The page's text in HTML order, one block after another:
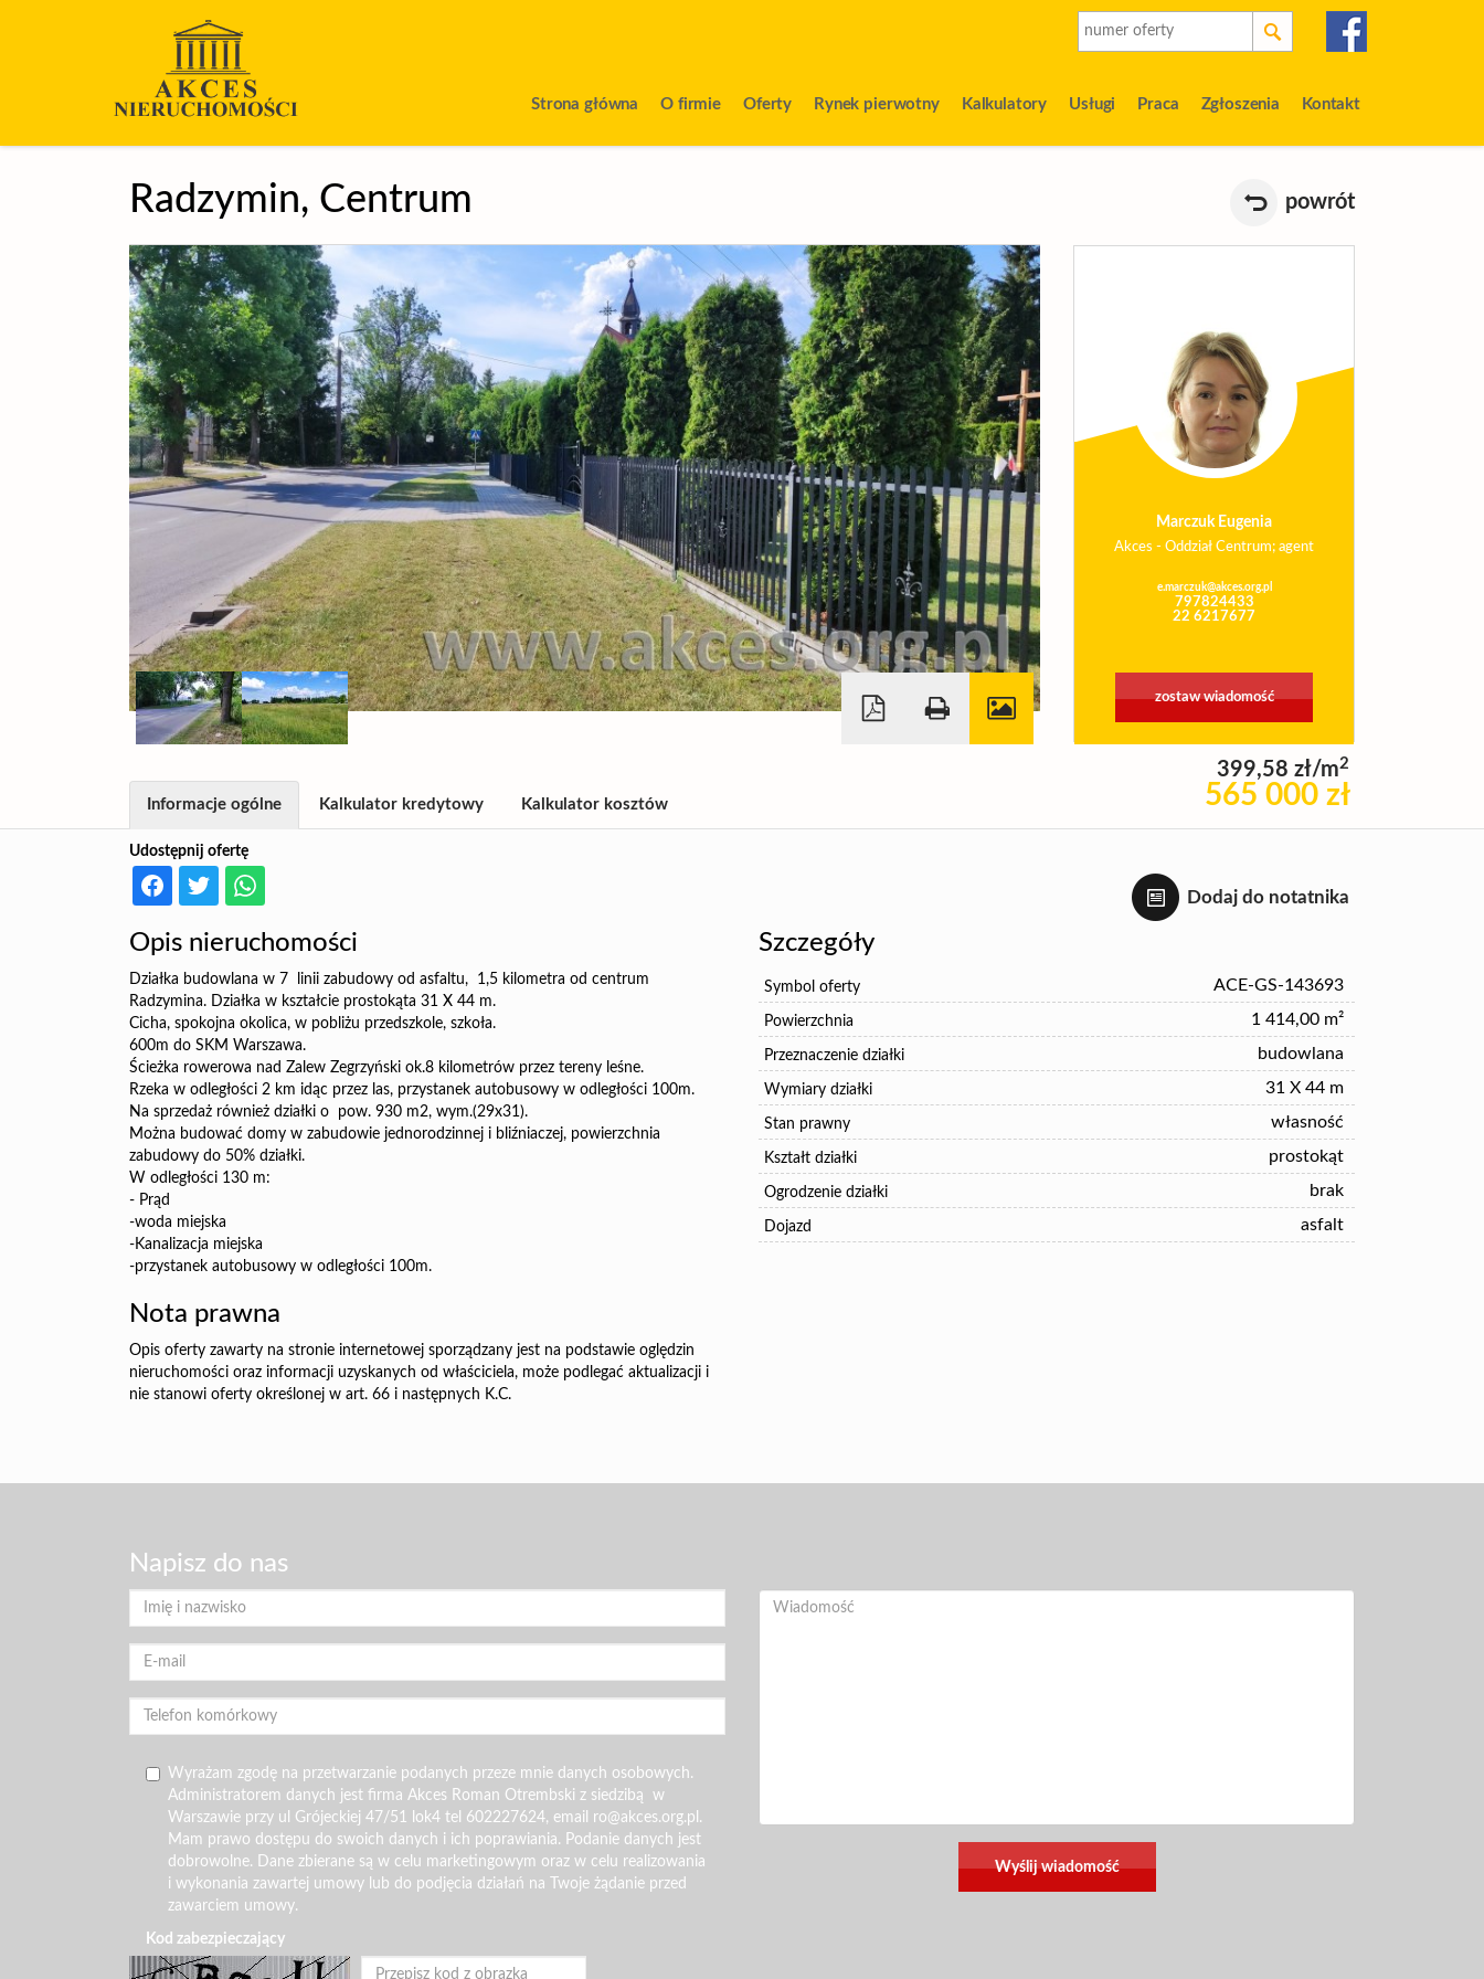
Strona główna O firmie Oferty Rynek pierwotny Kalkulatory Usługi Praca Zgłoszenia Kontakt
Radzymin, Centrum powrót
Marczuk Eugenia
Akces - Oddział Centrum; agent
e.marczuk@akces.org.pl
797824433
22 6217677
zostaw wiadomość
399,58 zł/m2
565 000 zł
Dodaj do notatnika
Udostępnij ofertę
Informacje ogólne Kalkulator kredytowy Kalkulator kosztów
Opis nieruchomości
Działka budowlana w 7 linii zabudowy od asfaltu, 1,5 kilometra od centrum
Radzymina. Działka w kształcie prostokąta 31 X 44 m.
Cicha, spokojna okolica, w pobliżu przedszkole, szkoła.
600m do SKM Warszawa.
Ścieżka rowerowa nad Zalew Zegrzyński ok.8 kilometrów przez tereny leśne.
Rzeka w odległości 2 km idąc przez las, przystanek autobusowy w odległości 100m.
Na sprzedaż również działki o pow. 930 m2, wym.(29x31).
Można budować domy w zabudowie jednorodzinnej i bliźniaczej, powierzchnia
zabudowy do 50% działki.
W odległości 130 m:
- Prąd
-woda miejska
-Kanalizacja miejska
-przystanek autobusowy w odległości 100m.
Nota prawna
Opis oferty zawarty na stronie internetowej sporządzany jest na podstawie oględzin
nieruchomości oraz informacji uzyskanych od właściciela, może podlegać aktualizacji i
nie stanowi oferty określonej w art. 66 i następnych K.C.
Szczegóły
Symbol oferty ACE-GS-143693
Powierzchnia 1 414,00 m²
Przeznaczenie działki budowlana
Wymiary działki 31 X 44 m
Stan prawny własność
Kształt działki prostokąt
Ogrodzenie działki brak
Dojazd asfalt
Napisz do nas
Wyrażam zgodę na przetwarzanie podanych przeze mnie danych osobowych.
Administratorem danych jest firma Akces Roman Otrembski z siedzibą w
Warszawie przy ul Grójeckiej 47/51 lok4 tel 602227624, email ro@akces.org.pl.
Mam prawo dostępu do swoich danych i ich poprawiania. Podanie danych jest
dobrowolne. Dane zbierane są w celu marketingowym oraz w celu realizowania
i wykonania zawartej umowy lub do podjęcia działań na Twoje żądanie przed
zawarciem umowy.
Kod zabezpieczający